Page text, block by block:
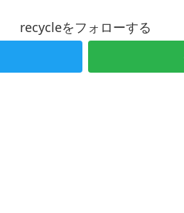
recycleをフォローする